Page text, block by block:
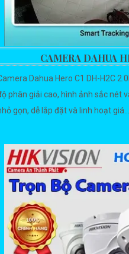
CAMERA DAHUA
Dahua Hero C1 DH-H2C
phân giải cao, hình ảnh sắc nét
gọn, dễ lắp đặt và linh hoạt giá...